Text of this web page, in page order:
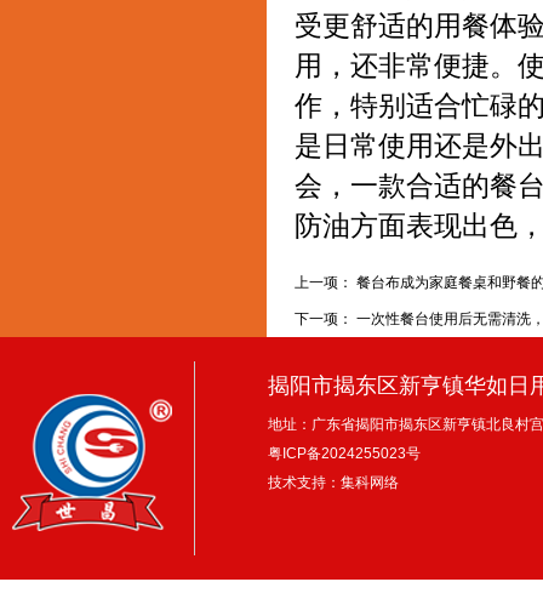
受更舒适的用餐体
用，还非常便捷。
作，特别适合忙碌
是日常使用还是外
会，一款合适的餐
防油方面表现出色
上一项： 餐台布成为家庭餐桌和野餐
下一项： 一次性餐台使用后无需清洗
揭阳市揭东区新亨镇华如日
地址：广东省揭阳市揭东区新亨镇北良村
粤ICP备2024255023号
技术支持：集科网络